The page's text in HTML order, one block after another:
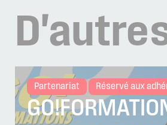
Partenariat Réservé aux